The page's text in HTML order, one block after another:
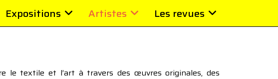
Expositions Artistes Les revues
le textile et l’art à travers des œuvres originales, des